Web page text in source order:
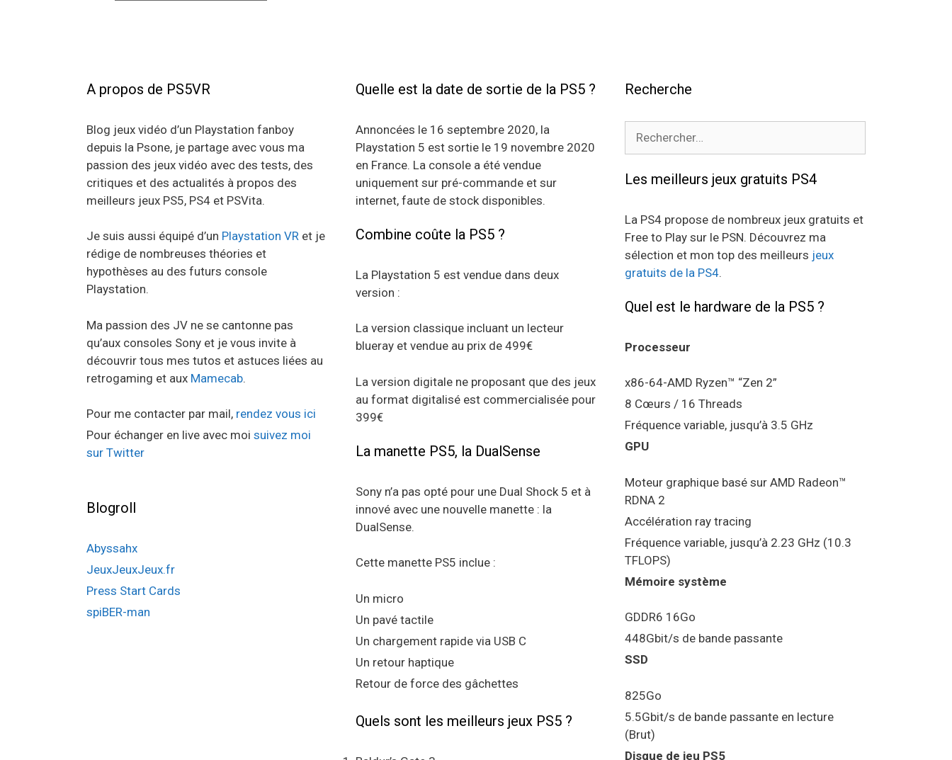
A propos de PS5VR
Blog jeux vidéo d’un Playstation fanboy
depuis la Psone, je partage avec vous ma
passion des jeux vidéo avec des tests, des
critiques et des actualités à propos des
meilleurs jeux PS5, PS4 et PSVita.
Je suis aussi équipé d’un Playstation VR et je
rédige de nombreuses théories et
hypothèses au des futurs console
Playstation.
Ma passion des JV ne se cantonne pas
qu’aux consoles Sony et je vous invite à
découvrir tous mes tutos et astuces liées au
retrogaming et aux Mamecab.
Pour me contacter par mail, rendez vous ici
Pour échanger en live avec moi suivez moi
sur Twitter
Blogroll
Abyssahx
JeuxJeuxJeux.fr
Press Start Cards
spiBER-man
Quelle est la date de sortie de la PS5 ?
Annoncées le 16 septembre 2020, la
Playstation 5 est sortie le 19 novembre 2020
en France. La console a été vendue
uniquement sur pré-commande et sur
internet, faute de stock disponibles.
Combine coûte la PS5 ?
La Playstation 5 est vendue dans deux
version :
La version classique incluant un lecteur
blueray et vendue au prix de 499€
La version digitale ne proposant que des jeux
au format digitalisé est commercialisée pour
399€
La manette PS5, la DualSense
Sony n’a pas opté pour une Dual Shock 5 et à
innové avec une nouvelle manette : la
DualSense.
Cette manette PS5 inclue :
Un micro
Un pavé tactile
Un chargement rapide via USB C
Un retour haptique
Retour de force des gâchettes
Quels sont les meilleurs jeux PS5 ?
Recherche
Les meilleurs jeux gratuits PS4
La PS4 propose de nombreux jeux gratuits et
Free to Play sur le PSN. Découvrez ma
sélection et mon top des meilleurs jeux
gratuits de la PS4.
Quel est le hardware de la PS5 ?
Processeur
x86-64-AMD Ryzen™ “Zen 2”
8 Cœurs / 16 Threads
Fréquence variable, jusqu’à 3.5 GHz
GPU
Moteur graphique basé sur AMD Radeon™
RDNA 2
Accélération ray tracing
Fréquence variable, jusqu’à 2.23 GHz (10.3
TFLOPS)
Mémoire système
GDDR6 16Go
448Gbit/s de bande passante
SSD
825Go
5.5Gbit/s de bande passante en lecture
(Brut)
Disque de jeu PS5